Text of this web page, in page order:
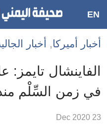
Accessibility
links
الرئيسي
الأقسام
EN
أخبار أميركا, أخبار
في زمن السِّلْم منذ
23 Dec 2020